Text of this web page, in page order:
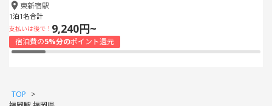
東新宿駅
1泊1名合計
支払いは後で！ 9,240円~
宿泊費の5%分のポイント還元
TOP >